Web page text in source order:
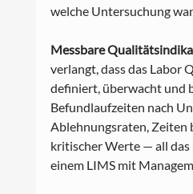
welche Untersuchung
Messbare
verlangt, dass das Labor
definiert, überwacht und
Befundlaufzeiten nach
Ablehnungsraten, Zeiten
kritischer Werte — all
einem LIMS mit